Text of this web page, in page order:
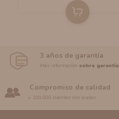
3 años de garantía
Más información sobre garantía
Compromiso de calidad
+ 100.000 clientes nos avalan